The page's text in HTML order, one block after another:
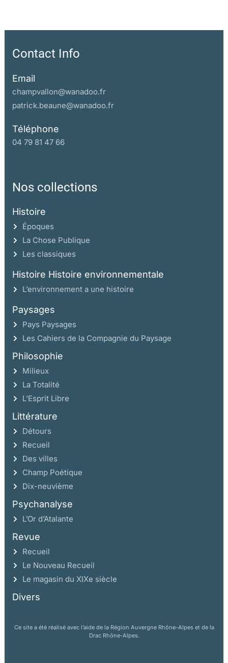
Contact Info
Email
champvallon@wanadoo.fr
patrick.beaune@wanadoo.fr
Téléphone
04 79 81 47 66
Nos collections
Histoire
Époques
La Chose Publique
Les classiques
Histoire Histoire environnementale
L’environnement a une histoire
Paysages
Pays Paysages
Les Cahiers de la Compagnie du Paysage
Philosophie
Milieux
La Totalité
L’Esprit Libre
Littérature
Détours
Recueil
Des villes
Champ Poétique
Dix-neuvième
Psychanalyse
L’Or d’Atalante
Revue
Recueil
Le Nouveau Recueil
Le magasin du XIXe siècle
Divers
Ce site a été réalisé avec l’aide de la Région Auvergne Rhône-Alpes et de la
Drac Rhône-Alpes.